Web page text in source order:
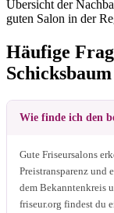
Übersicht der
guten Salon in der
Häufige
Schicksbaum
Wie finde ich den
Gute Friseursalons
Preistransparenz und
dem Bekanntenkreis
friseur.org findest du